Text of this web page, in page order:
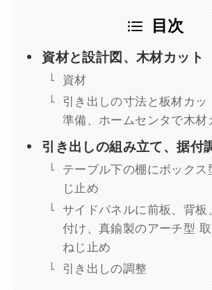
目次
資材と設計図、木材カット
資材
引き出しの寸法と板材カッ
準備、ホームセンタで木材
引き出しの組み立て、据付
テーブル下の棚にボックス
じ止め
サイドパネルに前板、背板
付け、真鍮製のアーチ型
ねじ止め
引き出しの調整